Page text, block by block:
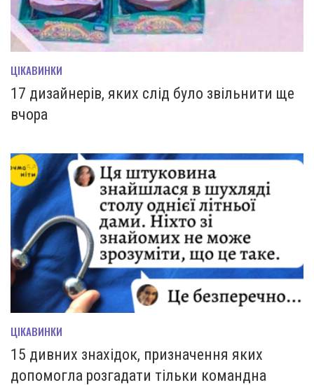
ЦІКАВИНКИ
17 дизайнерів, яких слід було звільнити ще
вчора
ЦІКАВИНКИ
15 дивних знахідок, призначення яких
допомогла розгадати тільки командна